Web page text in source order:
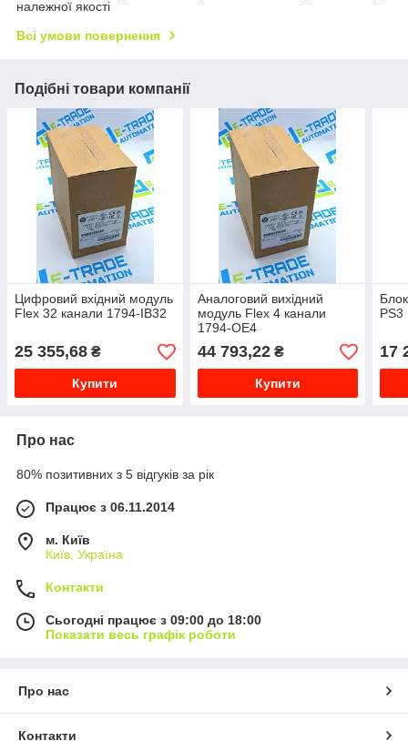
належної якості
Всі умови повернення
Подібні товари компанії
Цифровий вхідний модуль
Flex 32 канали 1794-IB32
25 355,68 ₴
Купити
Аналоговий вихідний
модуль Flex 4 канали
1794-OE4
44 793,22₴
Купити
PS3
17
Про нас
80% позитивних з 5 відгуків за рік
Працює з 06.11.2014
м. Київ
Київ, Україна
Контакти
Сьогодні працює з 09:00 до 18:00
Показати весь графік роботи
Про нас
Контакти